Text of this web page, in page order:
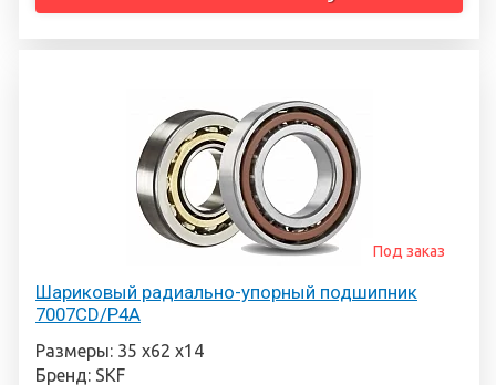
Шариковый радиально-упорный подшипник
7007CD/P4A
Под заказ
Размеры: 35 х62 х14
Бренд: SKF